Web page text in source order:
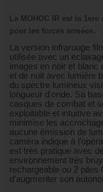
La MOHOC IR est la
pour les forces armées.
La version infrarouge
utilisée avec un
images en noir et blanc
et de nuit avec lumière
du spectre lumineux
longueur d’onde. Sa
casques de combat et
exploitable et intuitive
minimise les
aucune émission de
caméra indique à
est très pratique avec
environnement très
rechargeable ou 2 piles
d’augmenter son